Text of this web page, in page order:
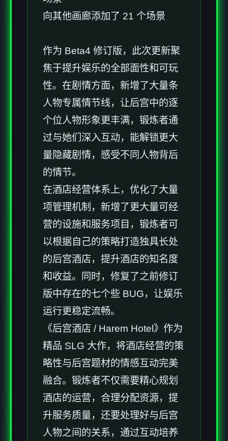
向其他画廊添加了 21 个场景
作为 Beta4 修订版，此次更新聚
焦于提升娱乐的全部面性和可玩
性。在剧情方面，新增了大量条
人物专属情节线，让后宫中的逐
个位人物形象更丰满，锻炼者通
过与她们深入互动，能解锁更大
量隐藏剧情，感受不同人物背后
的情节。
在酒店经营体系上，优化了大量
项管理机制，新增了更大量可经
营的设施和服务项目，锻炼者可
以根据自己的策略打造独具长处
的后宫酒店，提升酒店的知名度
和收益。同时，修复了之前修订
版中存在的七个些 BUG，让娱乐
运行更稳定流畅。
《后宫酒店 / Harem Hotel》作为
精品 SLG 大作，将酒店经营的策
略性与后宫题材的情感互动完美
融合。锻炼者不仅需要精心规划
酒店的运营，合理分配资源，提
升服务质量，还要处理好与后宫
人物之间的关系，通过互动培养